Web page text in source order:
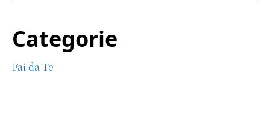
Categorie
Fai da Te